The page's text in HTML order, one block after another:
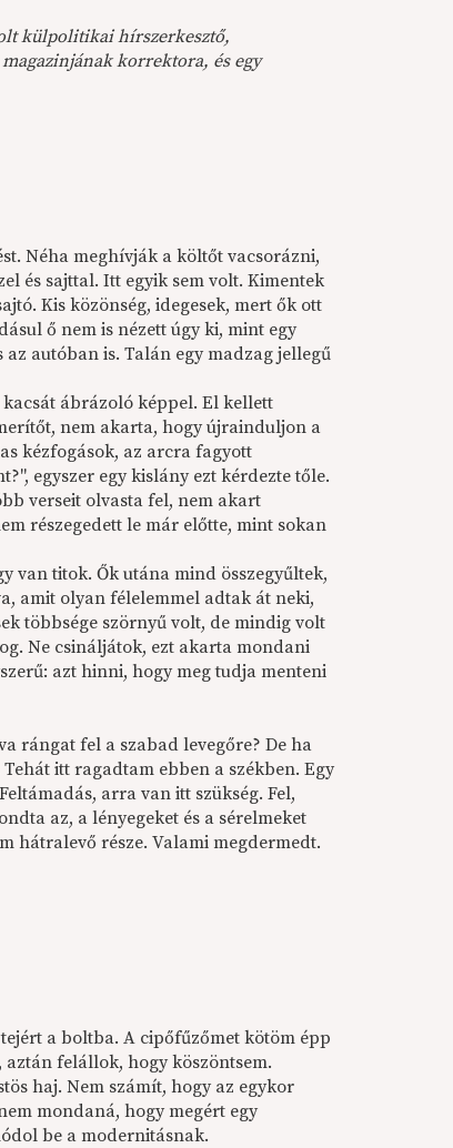
külpolitikai hírszerkesztő,
korrektora, és egy
Néha meghívják a költőt vacsorázni,
és sajttal. Itt egyik sem volt. Kimentek
Kis közönség, idegesek, mert ők ott
ő nem is nézett úgy ki, mint egy
autóban is. Talán egy madzag jellegű
ábrázoló képpel. El kellett
nem akarta, hogy újrainduljon a
kézfogások, az arcra fagyott
egyszer egy kislány ezt kérdezte tőle.
verseit olvasta fel, nem akart
részegedett le már előtte, mint sokan
van titok. Ők utána mind összegyűltek,
amit olyan félelemmel adtak át neki,
többsége szörnyű volt, de mindig volt
Ne csináljátok, ezt akarta mondani
azt hinni, hogy meg tudja menteni
rángat fel a szabad levegőre? De ha
itt ragadtam ebben a székben. Egy
arra van itt szükség. Fel,
az, a lényegeket és a sérelmeket
hátralevő része. Valami megdermedt.
a boltba. A cipőfűzőmet kötöm épp
felállok, hogy köszöntsem.
haj. Nem számít, hogy az egykor
mondaná, hogy megért egy
be a modernitásnak.